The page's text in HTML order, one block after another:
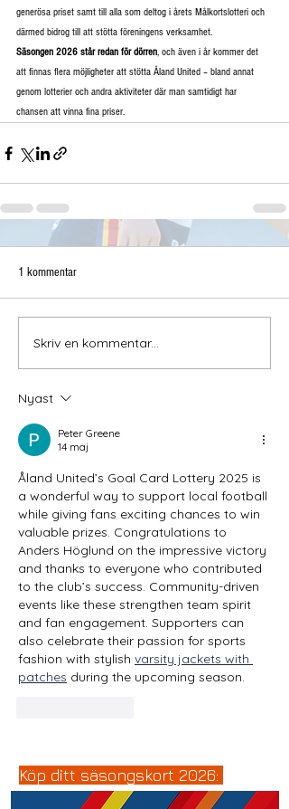
generösa priset samt till alla som deltog i årets Målkortslotteri och
därmed bidrog till att stötta föreningens verksamhet.
Säsongen 2026 står redan för dörren, och även i år kommer det
att finnas flera möjligheter att stötta Åland United – bland annat
genom lotterier och andra aktiviteter där man samtidigt har
chansen att vinna fina priser.
1 kommentar
Skriv en kommentar...
Nyast
Peter Greene
14 maj
Åland United’s Goal Card Lottery 2025 is
a wonderful way to support local football
while giving fans exciting chances to win
valuable prizes. Congratulations to
Anders Höglund on the impressive victory
and thanks to everyone who contributed
to the club’s success. Community-driven
events like these strengthen team spirit
and fan engagement. Supporters can
also celebrate their passion for sports
fashion with stylish varsity jackets with
patches during the upcoming season.
Köp ditt säsongskort 2026: